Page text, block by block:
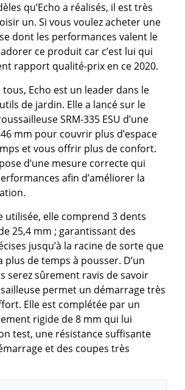
qu’Echo a réalisés, il est très
un. Si vous voulez acheter une
dont les performances valent le
ce produit car c’est lui qui
rapport qualité-prix en ce 2020.
tous, Echo est un leader dans le
de jardin. Elle a lancé sur le
SRM-335 ESU d’une
mm pour couvrir plus d’espace
et vous offrir plus de confort.
d’une mesure correcte qui
afin d’améliorer la
utilisée, elle comprend 3 dents
25,4 mm ; garantissant des
jusqu’à la racine de sorte que
plus de temps à pousser. D’un
serez sûrement ravis de savoir
permet un démarrage très
Elle est complétée par un
rigide de 8 mm qui lui
test, une résistance suffisante
et des coupes très